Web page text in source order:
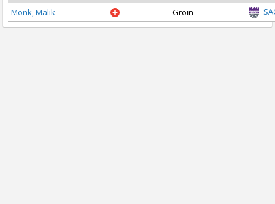
Monk, Malik
Groin